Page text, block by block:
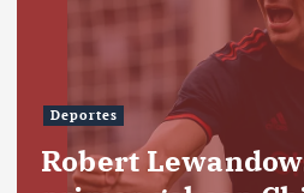
Deportes
Robert